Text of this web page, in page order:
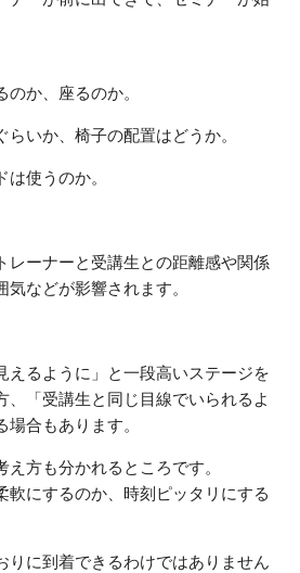
のか、座るのか。
いか、椅子の配置はどうか。
使うのか。
レーナーと受講生との距離感や関係
などが影響されます。
えるように」と一段高いステージを
、「受講生と同じ目線でいられるよ
合もあります。
方も分かれるところです。
軟にするのか、時刻ピッタリにする
りに到着できるわけではありません